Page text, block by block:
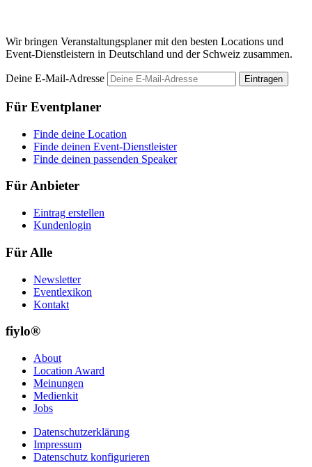
Wir bringen Veranstaltungsplaner mit den besten Locations und
Event-Dienstleistern in Deutschland und der Schweiz zusammen.
Deine E-Mail-Adresse Eintragen
Für Eventplaner
Finde deine Location
Finde deinen Event-Dienstleister
Finde deinen passenden Speaker
Für Anbieter
Eintrag erstellen
Kundenlogin
Für Alle
Newsletter
Eventlexikon
Kontakt
fiylo®
About
Location Award
Meinungen
Medienkit
Jobs
Datenschutzerklärung
Impressum
Datenschutz konfigurieren